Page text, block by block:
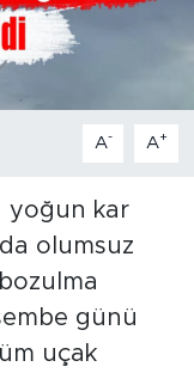
A- A+
yoğun kar
da olumsuz
günü
uçak